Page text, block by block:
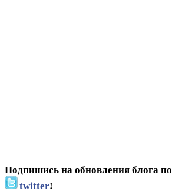
Подпишись на обновления блога по
twitter!